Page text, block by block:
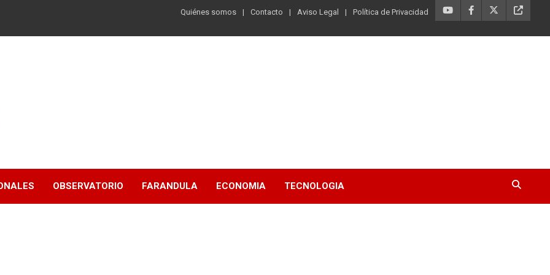
Quiénes somos Contacto Aviso Legal Política de Privacidad
OBSERVATORIO FARANDULA ECONOMIA TECNOLOGIA